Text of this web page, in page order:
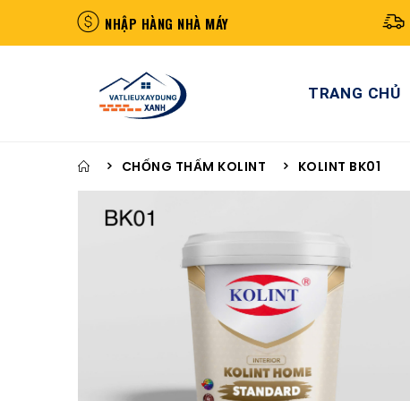
NHẬP HÀNG NHÀ MÁY
TRANG CHỦ
CHỐNG THẤM KOLINT KOLINT BK01